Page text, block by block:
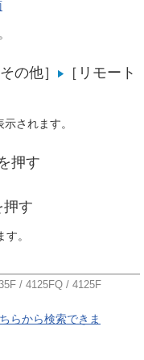
の他］
［リモート
されます。
押す
押す
。
/ 4125FQ / 4125F
らから検索できま